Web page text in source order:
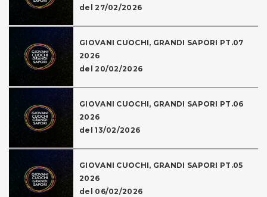
del 27/02/2026
GIOVANI CUOCHI, GRANDI SAPORI PT.07
2026
del 20/02/2026
GIOVANI CUOCHI, GRANDI SAPORI PT.06
2026
del 13/02/2026
GIOVANI CUOCHI, GRANDI SAPORI PT.05
2026
del 06/02/2026